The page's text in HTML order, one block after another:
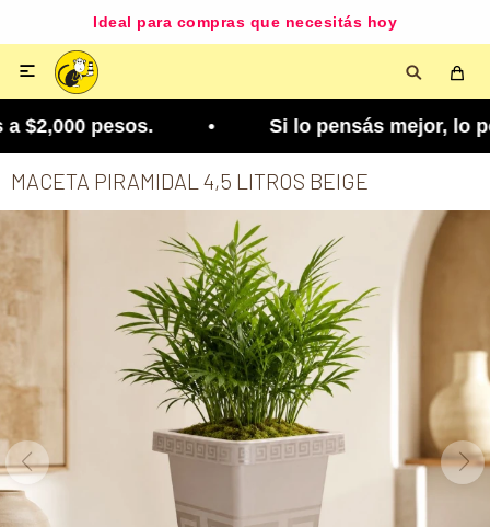
Ideal para compras que necesitás hoy

a $2,000 pesos. • Si lo pensás mejor, lo
MACETA PIRAMIDAL 4,5 LITROS BEIGE